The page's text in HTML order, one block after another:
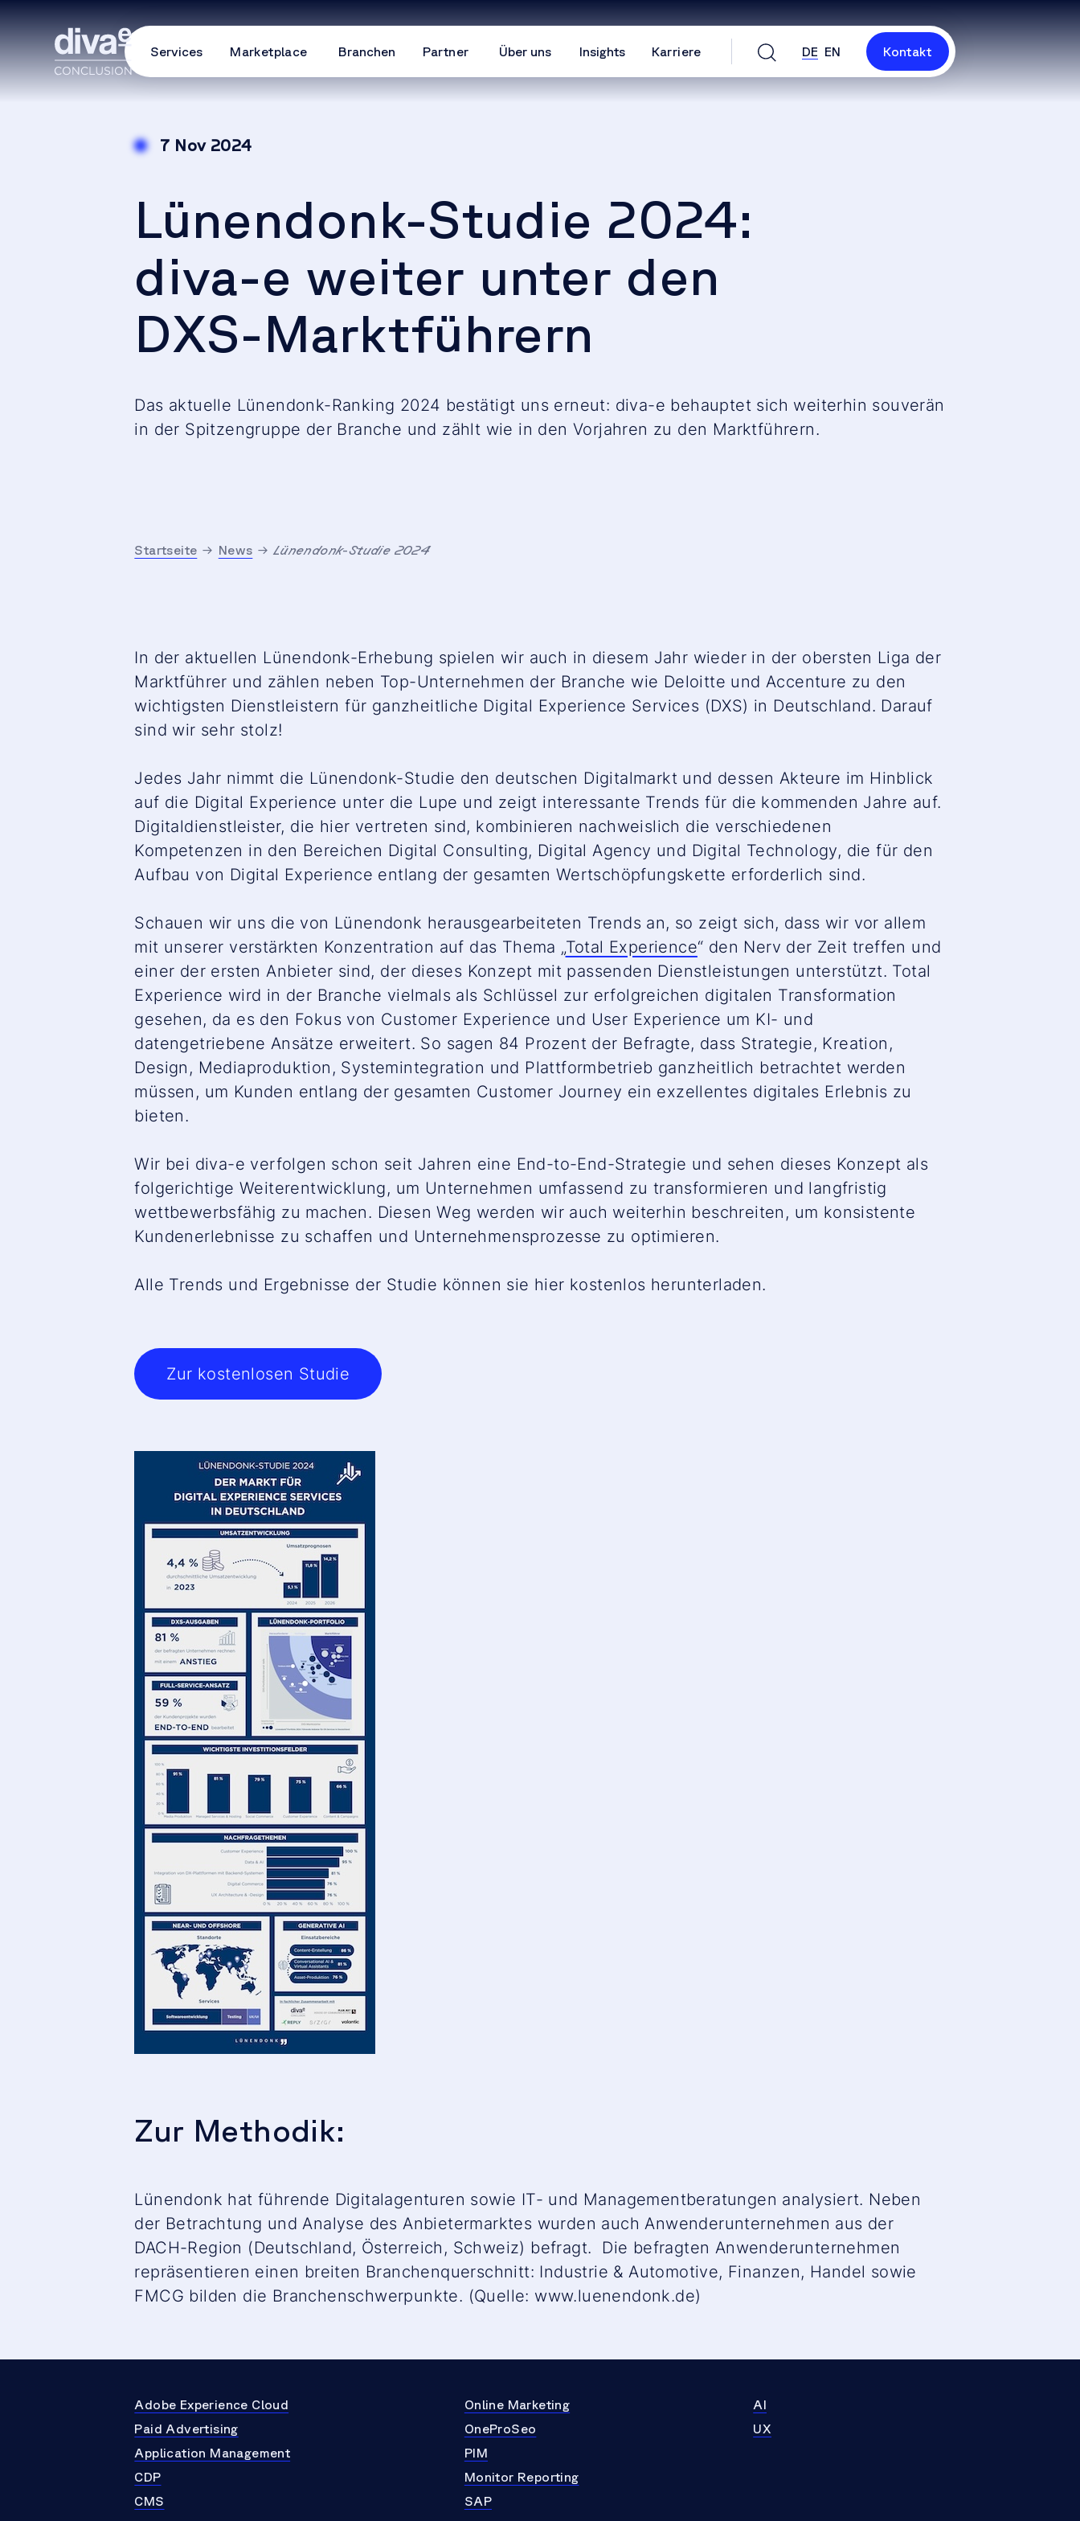
Services Marketplace Branchen Partner Über uns Insights Karriere DE EN Kontakt
7 Nov 2024
Lünendonk-Studie 2024:
diva-e weiter unter den
DXS-Marktführern
Das aktuelle Lünendonk-Ranking 2024 bestätigt uns erneut: diva-e behauptet sich weiterhin souverän
in der Spitzengruppe der Branche und zählt wie in den Vorjahren zu den Marktführern.
Startseite News Lünendonk-Studie 2024
In der aktuellen Lünendonk-Erhebung spielen wir auch in diesem Jahr wieder in der obersten Liga der
Marktführer und zählen neben Top-Unternehmen der Branche wie Deloitte und Accenture zu den
wichtigsten Dienstleistern für ganzheitliche Digital Experience Services (DXS) in Deutschland. Darauf
sind wir sehr stolz!
Jedes Jahr nimmt die Lünendonk-Studie den deutschen Digitalmarkt und dessen Akteure im Hinblick
auf die Digital Experience unter die Lupe und zeigt interessante Trends für die kommenden Jahre auf.
Digitaldienstleister, die hier vertreten sind, kombinieren nachweislich die verschiedenen
Kompetenzen in den Bereichen Digital Consulting, Digital Agency und Digital Technology, die für den
Aufbau von Digital Experience entlang der gesamten Wertschöpfungskette erforderlich sind.
Schauen wir uns die von Lünendonk herausgearbeiteten Trends an, so zeigt sich, dass wir vor allem
mit unserer verstärkten Konzentration auf das Thema „Total Experience“ den Nerv der Zeit treffen und
einer der ersten Anbieter sind, der dieses Konzept mit passenden Dienstleistungen unterstützt. Total
Experience wird in der Branche vielmals als Schlüssel zur erfolgreichen digitalen Transformation
gesehen, da es den Fokus von Customer Experience und User Experience um KI- und
datengetriebene Ansätze erweitert. So sagen 84 Prozent der Befragte, dass Strategie, Kreation,
Design, Mediaproduktion, Systemintegration und Plattformbetrieb ganzheitlich betrachtet werden
müssen, um Kunden entlang der gesamten Customer Journey ein exzellentes digitales Erlebnis zu
bieten.
Wir bei diva-e verfolgen schon seit Jahren eine End-to-End-Strategie und sehen dieses Konzept als
folgerichtige Weiterentwicklung, um Unternehmen umfassend zu transformieren und langfristig
wettbewerbsfähig zu machen. Diesen Weg werden wir auch weiterhin beschreiten, um konsistente
Kundenerlebnisse zu schaffen und Unternehmensprozesse zu optimieren.
Alle Trends und Ergebnisse der Studie können sie hier kostenlos herunterladen.
Zur kostenlosen Studie
Zur Methodik:
Lünendonk hat führende Digitalagenturen sowie IT- und Managementberatungen analysiert. Neben
der Betrachtung und Analyse des Anbietermarktes wurden auch Anwenderunternehmen aus der
DACH-Region (Deutschland, Österreich, Schweiz) befragt. Die befragten Anwenderunternehmen
repräsentieren einen breiten Branchenquerschnitt: Industrie & Automotive, Finanzen, Handel sowie
FMCG bilden die Branchenschwerpunkte. (Quelle: www.luenendonk.de)
Adobe Experience Cloud
Paid Advertising
Application Management
CDP
CMS
Online Marketing
OneProSeo
PIM
Monitor Reporting
SAP
AI
UX